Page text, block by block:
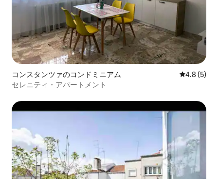
コンスタンツァのコンドミニアム レビュー5
4.8 (5)
セレニティ・アパートメント